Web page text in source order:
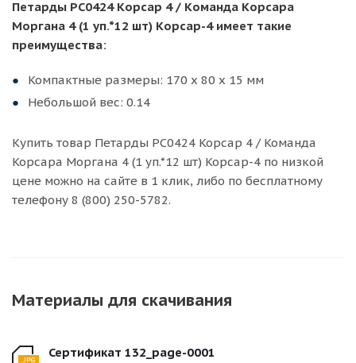
Петарды РС0424 Корсар 4 / Команда Корсара
Моргана 4 (1 уп.*12 шт) Корсар-4 имеет такие
преимущества:
Компактные размеры: 170 х 80 х 15 мм
Небольшой вес: 0.14
Купить товар Петарды РС0424 Корсар 4 / Команда
Корсара Моргана 4 (1 уп.*12 шт) Корсар-4 по низкой
цене можно на сайте в 1 клик, либо по бесплатному
телефону 8 (800) 250-5782.
Материалы для скачивания
Сертификат 132_page-0001